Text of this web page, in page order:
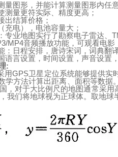
量图形，并能计算测量图形内任
测量更符实际、精度更高；
出结算价格；
充电），电池容量大；
专业地图实行了勘察电子雷达、
MP4音频播放功能，可观看电影
：日程安排，唐诗宋词，词典翻
语言设置，时间设置，声音设置
:
用GPS卫星定位系统能够提供实
学方法计算出距离、面积等数据
，对于大比例尺的地图通常采
我们将地球视为正球体。取地球